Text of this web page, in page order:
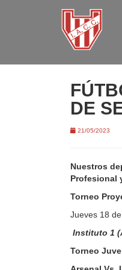
DE
21/05/2023
Nuestros
Profesional
Torneo
Jueves 18
Instituto 1
Torneo